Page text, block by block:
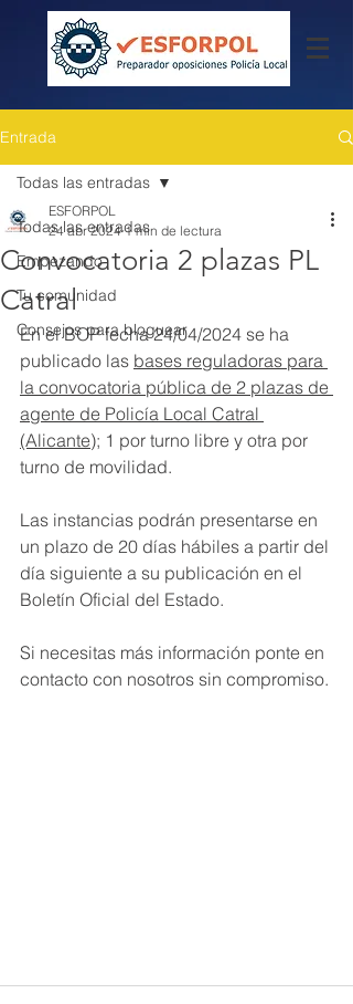
Entrada
Todas las entradas
Empezando
Tu comunidad
Consejos para bloguear
Todas las entradas
Convocatoria 2 plazas PL
Catral
ESFORPOL
24 abr 2024 1 min de lectura
En el BOP fecha 24/04/2024 se ha
publicado las bases reguladoras para
la convocatoria pública de 2 plazas de
agente de Policía Local Catral
(Alicante); 1 por turno libre y otra por
turno de movilidad.
Las instancias podrán presentarse en
un plazo de 20 días hábiles a partir del
día siguiente a su publicación en el
Boletín Oficial del Estado.
Si necesitas más información ponte en
contacto con nosotros sin compromiso.